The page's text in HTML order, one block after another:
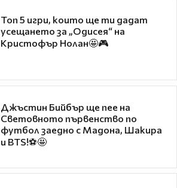
Топ 5 игри, които ще ти дадат
усещането за „Одисея“ на
Кристофър Нолан🤩🎮
Джъстин Бийбър ще пее на
Световното първенство по
футбол заедно с Мадона, Шакира
и BTS!⚽🤩